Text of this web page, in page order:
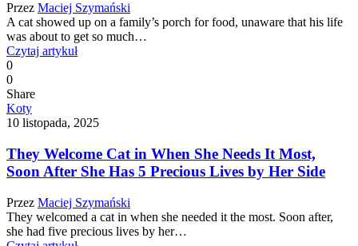
Przez Maciej Szymański
A cat showed up on a family’s porch for food, unaware that his life
was about to get so much…
Czytaj artykuł
0
0
Share
Koty
10 listopada, 2025
They Welcome Cat in When She Needs It Most,
Soon After She Has 5 Precious Lives by Her Side
Przez Maciej Szymański
They welcomed a cat in when she needed it the most. Soon after,
she had five precious lives by her…